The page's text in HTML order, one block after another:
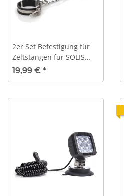
2er Set Befestigung für
Zeltstangen für SOLIS
TUBE Zeltleuchte
19,99 € *